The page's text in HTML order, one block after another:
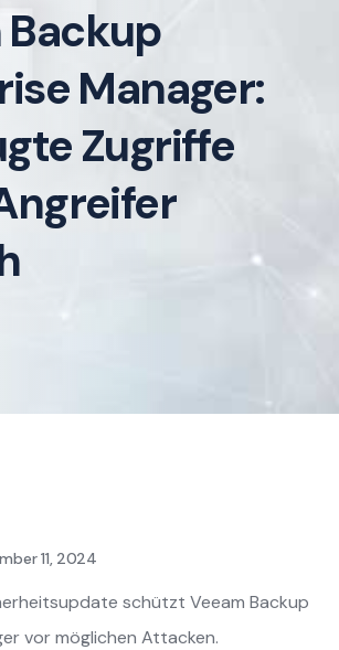
Manager:
Zugriffe
11, 2024
schützt Veeam Backup
vor möglichen Attacken.